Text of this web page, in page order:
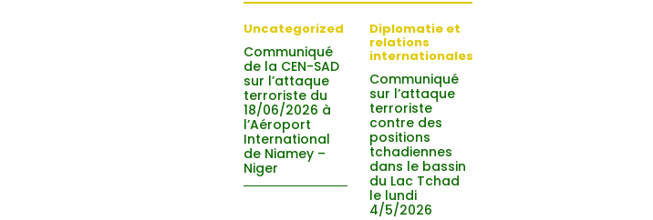
Uncategorized
Communiqué
de la CEN-SAD
sur l’attaque
terroriste du
18/06/2026 à
l’Aéroport
International
de Niamey –
Niger
Diplomatie et
relations
internationales
Communiqué
sur l’attaque
terroriste
contre des
positions
tchadiennes
dans le bassin
du Lac Tchad
le lundi
4/5/2026